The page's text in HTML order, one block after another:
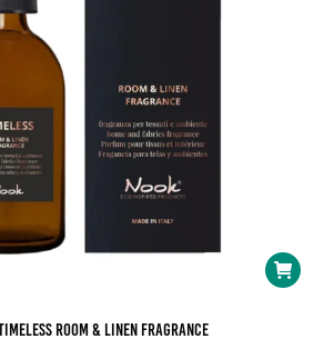
Room & Linen Fragrance